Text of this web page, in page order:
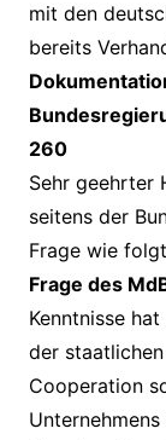
mit den
bereits
260
Sehr geehrter
seitens der
Frage wie
Frage des
Kenntnisse
der
Cooperation